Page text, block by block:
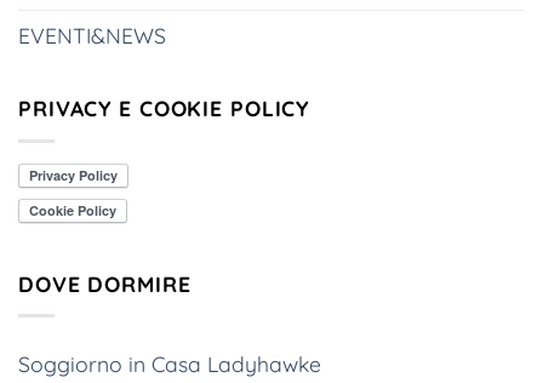
EVENTI&NEWS
PRIVACY E COOKIE POLICY
DOVE DORMIRE
Soggiorno in Casa Ladyhawke